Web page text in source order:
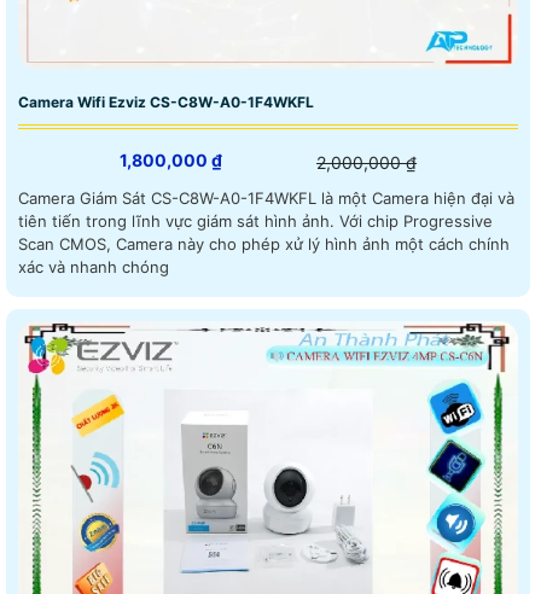
Camera Wifi Ezviz CS-C8W-A0-1F4WKFL
1,800,000 ₫ 2,000,000 ₫
Camera Giám Sát CS-C8W-A0-1F4WKFL là một Camera hiện đại và
tiên tiến trong lĩnh vực giám sát hình ảnh. Với chip Progressive
Scan CMOS, Camera này cho phép xử lý hình ảnh một cách chính
xác và nhanh chóng